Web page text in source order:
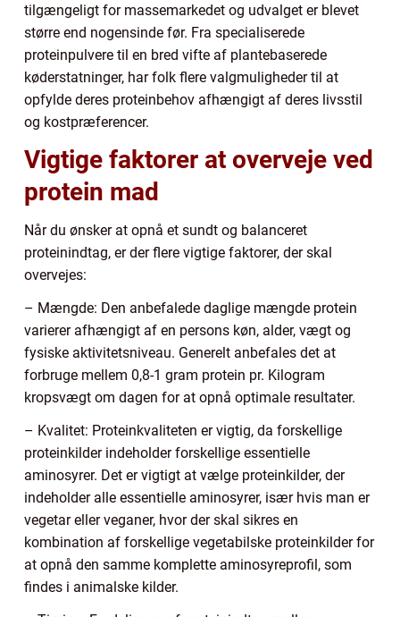
tilgængeligt for massemarkedet og udvalget er blevet
større end nogensinde før. Fra specialiserede
proteinpulvere til en bred vifte af plantebaserede
køderstatninger, har folk flere valgmuligheder til at
opfylde deres proteinbehov afhængigt af deres livsstil
og kostpræferencer.
Vigtige faktorer at overveje ved
protein mad
Når du ønsker at opnå et sundt og balanceret
proteinindtag, er der flere vigtige faktorer, der skal
overvejes:
– Mængde: Den anbefalede daglige mængde protein
varierer afhængigt af en persons køn, alder, vægt og
fysiske aktivitetsniveau. Generelt anbefales det at
forbruge mellem 0,8-1 gram protein pr. Kilogram
kropsvægt om dagen for at opnå optimale resultater.
– Kvalitet: Proteinkvaliteten er vigtig, da forskellige
proteinkilder indeholder forskellige essentielle
aminosyrer. Det er vigtigt at vælge proteinkilder, der
indeholder alle essentielle aminosyrer, især hvis man er
vegetar eller veganer, hvor der skal sikres en
kombination af forskellige vegetabilske proteinkilder for
at opnå den samme komplette aminosyreprofil, som
findes i animalske kilder.